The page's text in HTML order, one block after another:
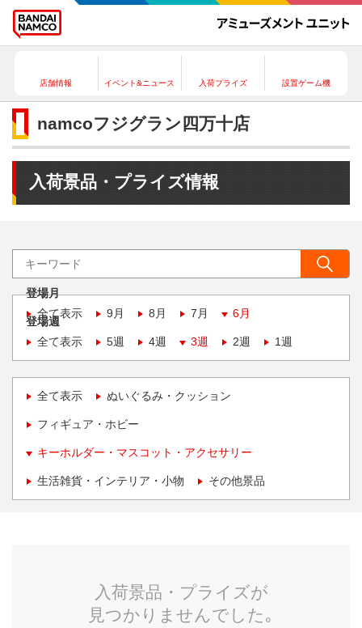
店舗情報 イベント&ニュース 入荷プライズ 設置ゲーム機
namcoフジグラン四万十店
入荷景品・プライズ情報
登場月
全て表示
9月 8月 7月 6月
登場週
全て表示
5週 4週 3週 2週 1週
全て表示 ぬいぐるみ・クッション
フィギュア・ホビー
キーホルダー・マスコット・アクセサリー
生活雑貨・インテリア・小物 その他景品